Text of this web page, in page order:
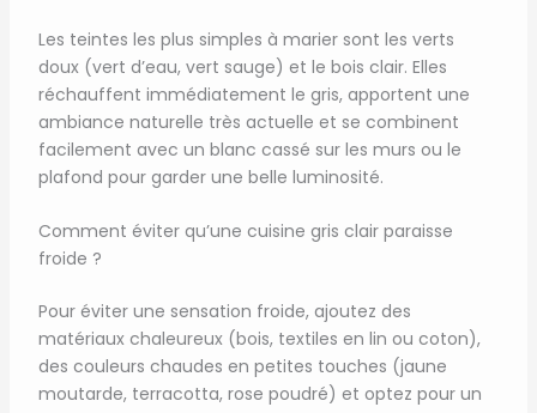
Les teintes les plus simples à marier sont les verts
doux (vert d’eau, vert sauge) et le bois clair. Elles
réchauffent immédiatement le gris, apportent une
ambiance naturelle très actuelle et se combinent
facilement avec un blanc cassé sur les murs ou le
plafond pour garder une belle luminosité.
Comment éviter qu’une cuisine gris clair paraisse
froide ?
Pour éviter une sensation froide, ajoutez des
matériaux chaleureux (bois, textiles en lin ou coton),
des couleurs chaudes en petites touches (jaune
moutarde, terracotta, rose poudré) et optez pour un